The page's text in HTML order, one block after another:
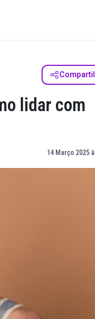
lidar com
14 Março 2025